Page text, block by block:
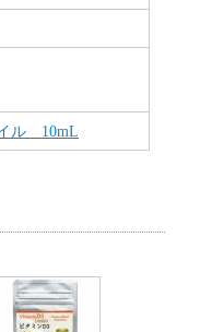
ル 10mL